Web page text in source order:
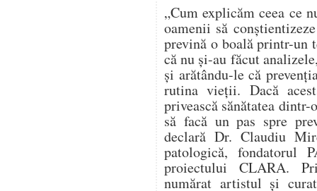
„Cum explicăm ceea ce
oamenii să
prevină o boală printr-un
că nu și-au făcut
și arătându-le că
rutina vieții. Dacă
privească sănătatea
să facă un pas spre
declară Dr. Claudiu
patologică, fondatorul
proiectului CLARA.
numărat artistul și